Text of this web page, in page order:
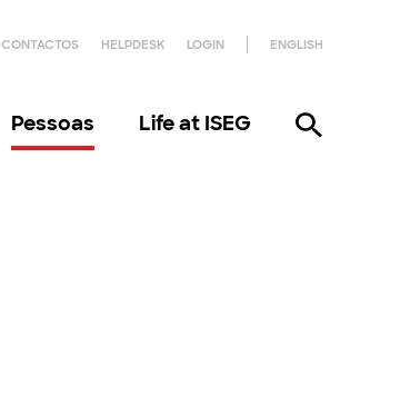
CONTACTOS HELPDESK LOGIN ENGLISH
Pessoas Life at ISEG